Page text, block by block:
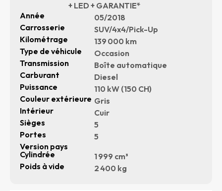
+ LED + GARANTIE*
Année
05/2018
Carrosserie
SUV/4x4/Pick-Up
Kilométrage
139 000 km
Type de véhicule
Occasion
Transmission
Boîte automatique
Carburant
Diesel
Puissance
110 kW (150 CH)
Couleur extérieure Gris
Intérieur
Cuir
Sièges
5
Portes
5
Version pays
Cylindrée
1 999 cm³
Poids à vide
2 400 kg